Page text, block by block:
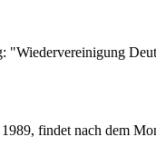
"Wiedervereinigung
findet nach dem